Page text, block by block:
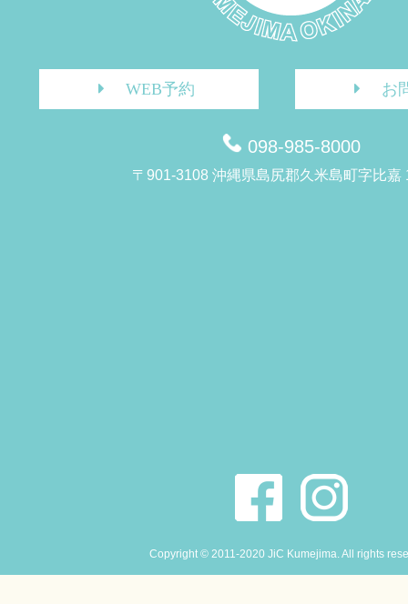
WEB予約 お
098-985-8000
〒901-3108 沖縄県島尻郡久米島町字比嘉
Copyright © 2011-2020 JiC Kumejima. All rights